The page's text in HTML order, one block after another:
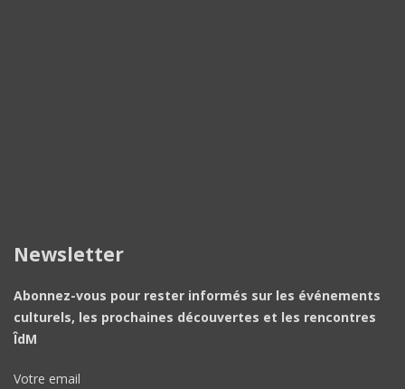
Newsletter
Abonnez-vous pour rester informés sur les événements
culturels, les prochaines découvertes et les rencontres
ÎdM
Votre email